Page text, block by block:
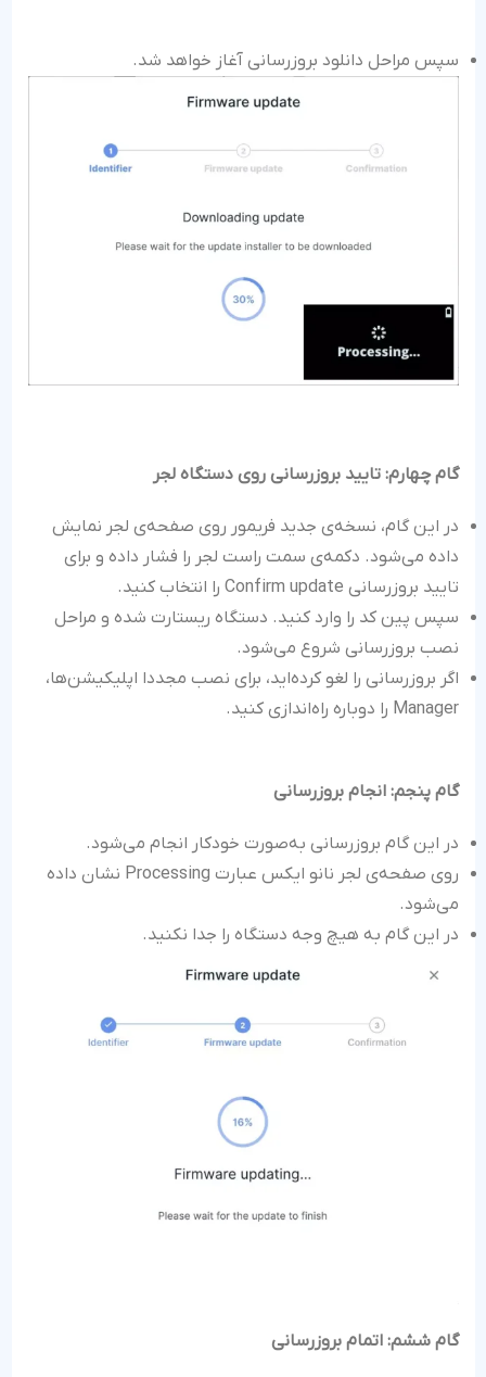
سپس مراحل دانلود بروزرسانی آغاز خواهد شد.
گام چهارم: تایید بروزرسانی روی دستگاه لجر
در این گام، نسخه‌ی جدید فریمور روی صفحه‌ی لجر نمایش
داده می‌شود. دکمه‌ی سمت راست لجر را فشار داده و برای
تایید بروزرسانی Confirm update را انتخاب کنید.
سپس پین کد را وارد کنید. دستگاه ریستارت شده و مراحل
نصب بروزرسانی شروع می‌شود.
اگر بروزرسانی را لغو کرده‌اید، برای نصب مجددا اپلیکیشن‌ها،
Manager را دوباره راه‌اندازی کنید.
گام پنجم: انجام بروزرسانی
در این گام بروزرسانی به‌صورت خودکار انجام می‌شود.
روی صفحه‌ی لجر نانو ایکس عبارت Processing نشان داده
می‌شود.
در این گام به هیچ وجه دستگاه را جدا نکنید.
گام ششم: اتمام بروزرسانی